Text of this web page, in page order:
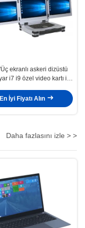
ekranlı askeri dizüstü
i7 i9 özel video kartı ile
dizüstü bilgisayar
En İyi Fiyatı Alın
Daha fazlasını izle > >